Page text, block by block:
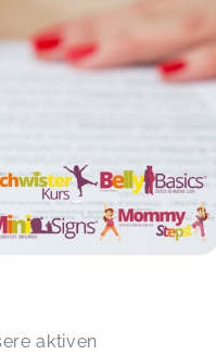
aktiven